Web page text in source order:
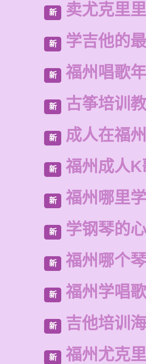
新 卖尤克里
新 学吉他的
新 福州唱歌
新 古筝培训
新 成人在福
新 福州成人
新 福州哪里
新 学钢琴的
新 福州哪个
新 福州学唱
新 吉他培训
新 福州尤克